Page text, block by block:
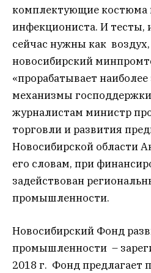
комплектующие костюма
инфекциониста. И
сейчас нужны как
новосибирский
«прорабатывает
механизмы
журналистам министр
торговли и развития
Новосибирской области
его словам, при
задействован
промышленности.
Новосибирский Фонд
промышленности –
2018 г. Фонд предлагает